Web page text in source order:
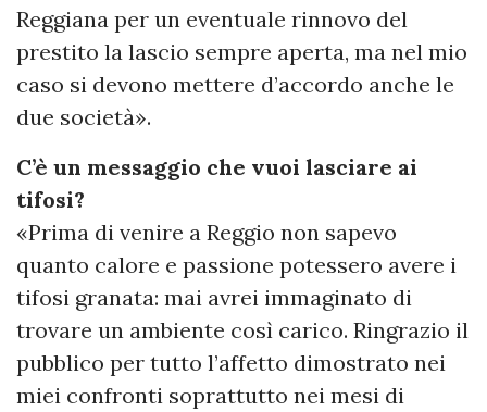
Reggiana per un eventuale rinnovo del
prestito la lascio sempre aperta, ma nel mio
caso si devono mettere d’accordo anche le
due società».
C’è un messaggio che vuoi lasciare ai
tifosi?
«Prima di venire a Reggio non sapevo
quanto calore e passione potessero avere i
tifosi granata: mai avrei immaginato di
trovare un ambiente così carico. Ringrazio il
pubblico per tutto l’affetto dimostrato nei
miei confronti soprattutto nei mesi di